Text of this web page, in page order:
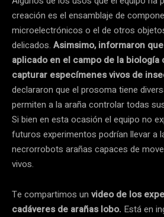
creación es el ensamblaje de
microelectrónicos o el de otros
delicados. Asimsimo, informaron
aplicado en el campo de la biología
capturar especímenes vivos de
declararon que el prosoma tiene
permiten a la araña controlar todas
Si bien en esta ocasión el equipo no
futuros experimentos podrían llevar a
necrorrobots arañas capaces de
vivos.
Te compartimos un video de los
cadáveres de arañas lobo. Está en